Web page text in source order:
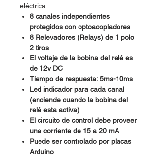
eléctrica.
8 canales independientes
protegidos con optoacopladores
8 Relevadores (Relays) de 1 polo
2 tiros
El voltaje de la bobina del relé es
de 12v DC
Tiempo de respuesta: 5ms-10ms
Led indicador para cada canal
(enciende cuando la bobina del
relé esta activa)
El circuito de control debe proveer
una corriente de 15 a 20 mA
Puede ser controlado por placas
Arduino